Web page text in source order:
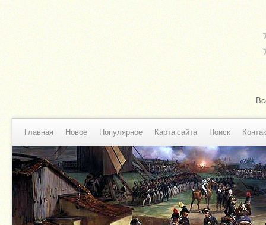
Главная Новое Популярное Карта сайта Поиск